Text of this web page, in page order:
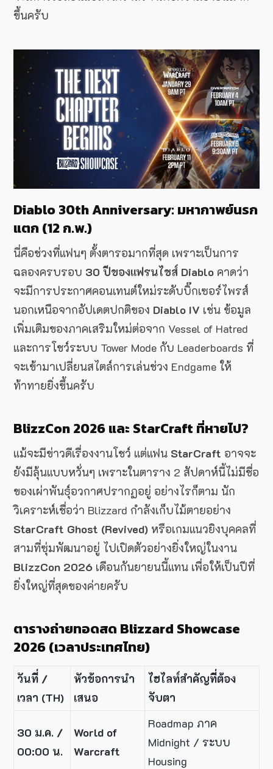
ขึ้นครับ
Diablo 30th Anniversary: มหากาพย์นรก
แตก (12 ก.พ.)
นี่คือช่วงที่แฟนๆ ตั้งตารอมากที่สุด เพราะเป็นการ
ฉลองครบรอบ 30 ปีของแฟรนไชส์ Diablo คาดว่า
จะมีการประกาศคอนเทนต์ใหม่ระดับบิ๊กเซอร์ไพรส์
นอกเหนือจากอัปเดตปกติของ Diablo IV เช่น ข้อมูล
เพิ่มเติมของภาคเสริมใหม่ต่อจาก Vessel of Hatred
และการโชว์ระบบ Tower Mode กับ Leaderboards ที่
จะเข้ามาเปลี่ยนสไตล์การเล่นช่วง Endgame ให้
ท้าทายยิ่งขึ้นครับ
BlizzCon 2026 และ StarCraft ที่หายไป?
แม้จะมีข่าวดีเรื่องงานโชว์ แต่แฟน StarCraft อาจจะ
ยังมีลุ้นแบบหวั่นๆ เพราะในตาราง 2 สัปดาห์นี้ไม่มีชื่อ
ของเผ่าพันธุ์อวกาศปรากฏอยู่ อย่างไรก็ตาม นัก
วิเคราะห์เชื่อว่า Blizzard กำลังเก็บไม้ตายอย่าง
StarCraft Ghost (Revived) หรือเกมแนวยิงบุคคลที่
สามที่ซุ่มพัฒนาอยู่ ไปเปิดตัวอย่างยิ่งใหญ่ในงาน
BlizzCon 2026 เดือนกันยายนนี้แทน เพื่อให้เป็นปีที่
ยิ่งใหญ่ที่สุดของค่ายครับ
ตารางถ่ายทอดสด Blizzard Showcase
2026 (เวลาประเทศไทย)
วันที่ /
เวลา (TH)
หัวข้อการนำ
เสนอ
ไฮไลท์สำคัญที่ต้อง
จับตา
30 ม.ค. /
00:00 น.
World of
Warcraft
Roadmap ภาค
Midnight / ระบบ
Housing